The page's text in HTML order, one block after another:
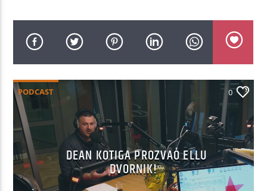
PODCAST 0
DEAN KOTIGA PROZVAO ELLU
DVORNIK!